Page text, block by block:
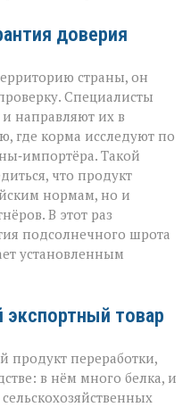
доверия
страны, он
Специалисты
направляют их в
где корма исследуют по
Такой
что продукт
нормам, но и
В этот раз
подсолнечного шрота
установленным
товар
переработки,
в нём много белка, и